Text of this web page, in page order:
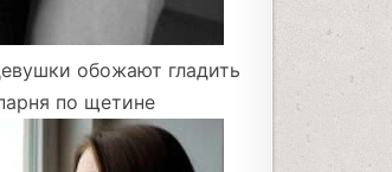
обожают гладить
по щетине